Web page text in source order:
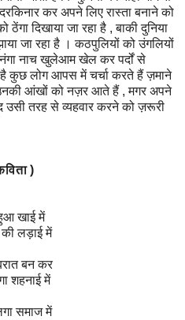
कर अपने लिए रास्ता बनाने को
दिखाया जा रहा है , बाकी दुनिया
जा रहा है । कठपुलियों को उंगलियों
नंगा नाच खुलेआम खेल कर पर्दों से
है कुछ लोग आपस में चर्चा करते हैं ज़माने
आंखों को नज़र आते हैं , मगर अपने
तरह से व्यहवार करने को ज़रूरी
)
खाई में
लड़ाई में
बन कर
शहनाई में
समाज में